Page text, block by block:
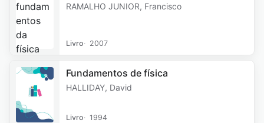
RAMALHO JUNIOR, Francisco
Livro 2007
Fundamentos de física
HALLIDAY, David
Livro 1994